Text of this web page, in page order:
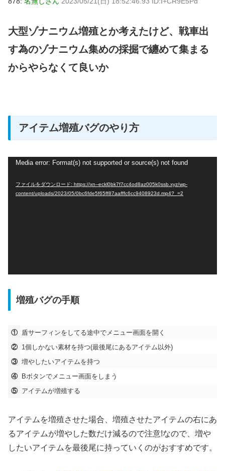
大型ゾナニウム増殖とか考えたけど、戦車出
す為のゾナニウム集めの採掘で纏めて集まる
からやらなくて良いか
アイテム増殖バグのやり方
Media error: Format(s) not supported or source(s) not found
ファイルをダウンロード: https://xn--eckl0bk7f7cc4od8az005k0ssb.xyz/wp-
content/uploads/2023/05/0bc6fde5f65ff87aafffc6cc9408923d.mp4?_=2
増殖バグの手順
①
盾サーフィンをしてる途中でメニュー画面を開く
②
1個しかない素材を持つ(最後尾にあるアイテム以外)
③ 増やしたいアイテムを持つ
④
Bボタンでメニュー画面をしまう
⑤
アイテムが増殖する
アイテムを増殖させた場合、増殖させたアイテムの右にあ
るアイテムが増やした数だけ減るので注意!なので、増や
したいアイテムを最後尾に持っていくのがおすすめです。